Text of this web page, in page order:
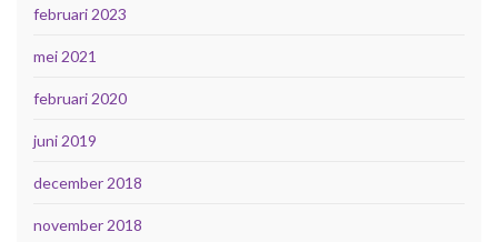
februari 2023
mei 2021
februari 2020
juni 2019
december 2018
november 2018